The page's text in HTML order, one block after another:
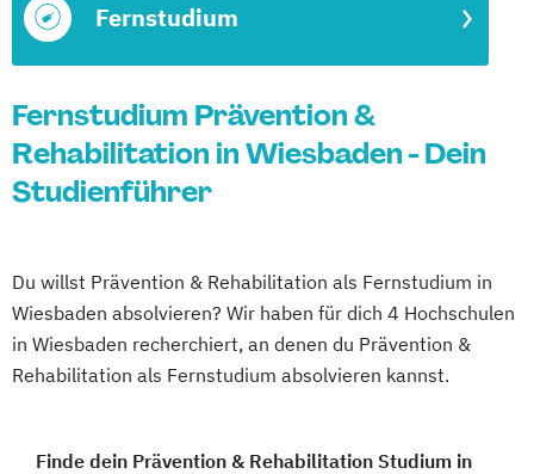
Fernstudium
Fernstudium Prävention &
Rehabilitation in Wiesbaden - Dein
Studienführer
Du willst Prävention & Rehabilitation als Fernstudium in
Wiesbaden absolvieren? Wir haben für dich 4 Hochschulen
in Wiesbaden recherchiert, an denen du Prävention &
Rehabilitation als Fernstudium absolvieren kannst.
Finde dein Prävention & Rehabilitation Studium in